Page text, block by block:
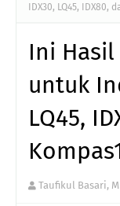
IDX30, LQ45, IDX80,
Ini
untuk
LQ45,
Taufikul Basari,